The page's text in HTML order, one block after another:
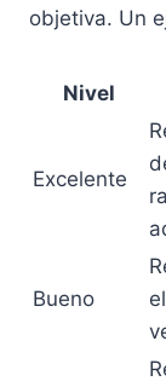
objetiva. Un
Nivel
Excelente
Bueno